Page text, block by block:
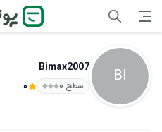
BI
Bimax2007
سطح ۰ 0